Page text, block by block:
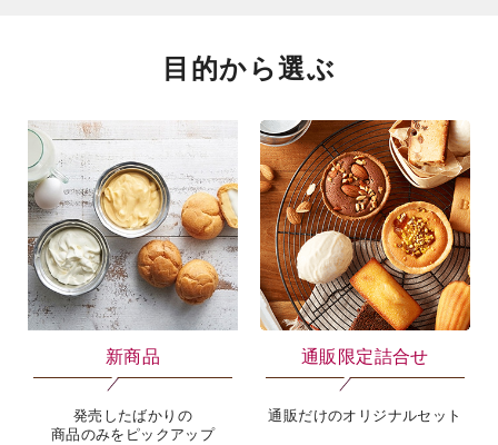
目的から選ぶ
新商品
発売したばかりの
商品のみをピックアップ
通販限定詰合せ
通販だけのオリジナルセット